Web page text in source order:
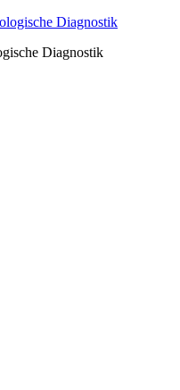
Diagnostik